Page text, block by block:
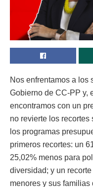
Nos enfrentamos a los
Gobierno de CC-PP y,
encontramos con un
no revierte los
los programas
primeros recortes: un
25,02% menos para
diversidad; y un
menores y sus